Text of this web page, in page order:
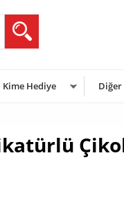
Kime Hediye Diğer